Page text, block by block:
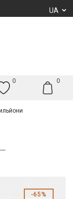
UA
0 0
65%